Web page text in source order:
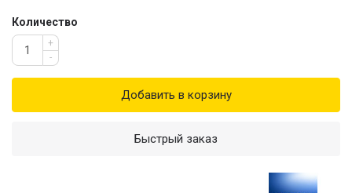
Количество
+
-
Добавить в корзину
Быстрый заказ